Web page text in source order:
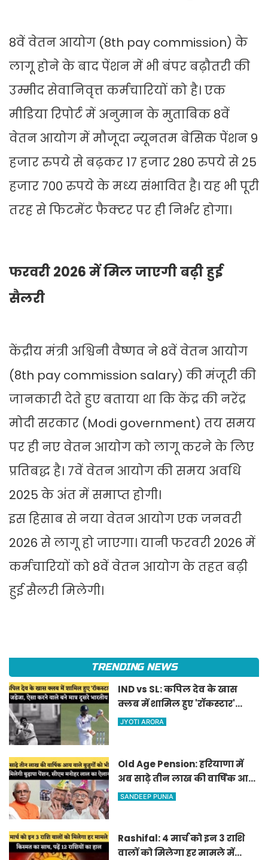
8वें वेतन आयोग (8th pay commission) के
लागू होने के बाद पेंशन में भी बंपर बढ़ौतरी की
उम्मीद सेवानिवृत्त कर्मचारियों को है। एक
मीडिया रिपोर्ट में अनुमान के मुताबिक 8वें
वेतन आयोग में मौजूदा न्यूनतम बेसिक पेंशन 9
हजार रुपये से बढ़कर 17 हजार 280 रुपये से 25
हजार 700 रुपये के मध्य संभावित है। यह भी पूरी
तरह से फिटमेंट फैक्टर पर ही निर्भर होगा।
फरवरी 2026 में मिल जाएगी बढ़ी हुई
सैलरी
केंद्रीय मंत्री अश्विनी वैष्णव ने 8वें वेतन आयोग
(8th pay commission salary) की मंजूरी की
जानकारी देते हुए बताया था कि केंद्र की नरेंद्र
मोदी सरकार (Modi government) तय समय
पर ही नए वेतन आयोग को लागू करने के लिए
प्रतिबद्ध है। 7वें वेतन आयोग की समय अवधि
2025 के अंत में समाप्त होगी।
इस हिसाब से नया वेतन आयोग एक जनवरी
2026 से लागू हो जाएगा। यानी फरवरी 2026 में
कर्मचारियों को 8वें वेतन आयोग के तहत बढ़ी
हुई सैलरी मिलेगी।
TRENDING NEWS
IND vs SL: कपिल देव के खास
क्लब में शामिल हुए 'रॉकस्टार'
जडेजा, ऐसा करने वाले बने मात्र
JYOTI ARORA
Old Age Pension: हरियाणा में
अब साढ़े तीन लाख की वार्षिक आय
वाले बुजुर्गों को भी मिलेगी बुढ़ापा
SANDEEP PUNIA
Rashifal: 4 मार्च को इन 3 राशि
वालों को मिलेगा हर मामले में